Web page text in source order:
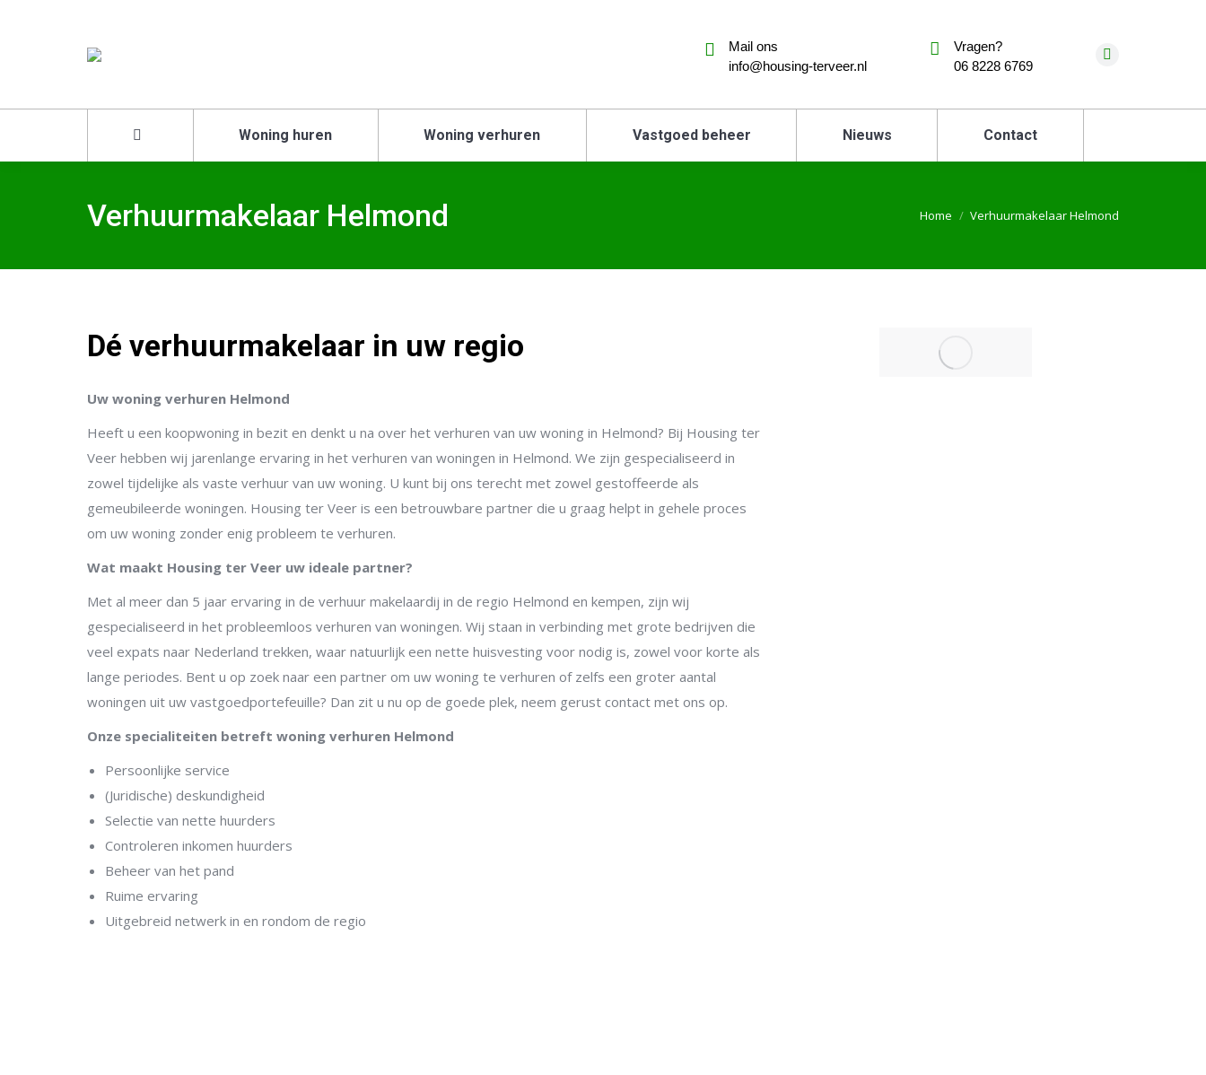
Mail ons
info@housing-terveer.nl
Vragen?
06 8228 6769
Woning huren Woning verhuren Vastgoed beheer Nieuws Contact
Verhuurmakelaar Helmond Je bent hier:
Home Verhuurmakelaar Helmond
Dé verhuurmakelaar in uw regio
Uw woning verhuren Helmond
Heeft u een koopwoning in bezit en denkt u na over het verhuren van uw woning in Helmond? Bij Housing ter
Veer hebben wij jarenlange ervaring in het verhuren van woningen in Helmond. We zijn gespecialiseerd in
zowel tijdelijke als vaste verhuur van uw woning. U kunt bij ons terecht met zowel gestoffeerde als
gemeubileerde woningen. Housing ter Veer is een betrouwbare partner die u graag helpt in gehele proces
om uw woning zonder enig probleem te verhuren.
Wat maakt Housing ter Veer uw ideale partner?
Met al meer dan 5 jaar ervaring in de verhuur makelaardij in de regio Helmond en kempen, zijn wij
gespecialiseerd in het probleemloos verhuren van woningen. Wij staan in verbinding met grote bedrijven die
veel expats naar Nederland trekken, waar natuurlijk een nette huisvesting voor nodig is, zowel voor korte als
lange periodes. Bent u op zoek naar een partner om uw woning te verhuren of zelfs een groter aantal
woningen uit uw vastgoedportefeuille? Dan zit u nu op de goede plek, neem gerust contact met ons op.
Onze specialiteiten betreft woning verhuren Helmond
Persoonlijke service
(Juridische) deskundigheid
Selectie van nette huurders
Controleren inkomen huurders
Beheer van het pand
Ruime ervaring
Uitgebreid netwerk in en rondom de regio